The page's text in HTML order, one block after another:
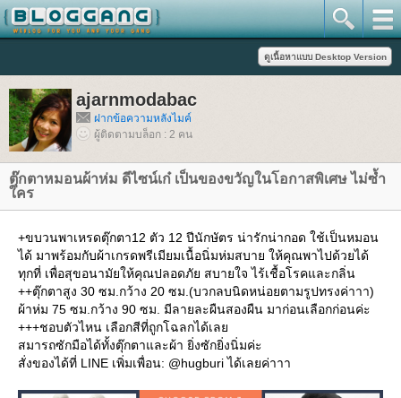
ajarnmodabac
ฝากข้อความหลังไมค์
ผู้ติดตามบล็อก : 2 คน
ตุ๊กตาหมอนผ้าห่ม ดีไซน์เก๋ เป็นของขวัญในโอกาสพิเศษ ไม่ซ้ำ
คร
+ขบวนพาเหรดตุ๊กตา12 ตัว 12 ปีนักษัตร น่ารักน่ากอด ใช้เป็นหมอน
ได้ มาพร้อมกับผ้าเกรดพรีเมียมเนื้อนิ่มห่มสบาย ให้คุณพาไปด้วยได้
ทุกที่ เพื่อสุขอนามัยให้คุณปลอดภัย สบายใจ ไร้เชื้อโรคและกลิ่น
++ตุ๊กตาสูง 30 ซม.กว้าง 20 ซม.(บวกลบนิดหน่อยตามรูปทรงค่าาา)
ผ้าห่ม 75 ซม.กว้าง 90 ซม. มีลายละผืนสองผืน มาก่อนเลือกก่อนค่ะ
+++ชอบตัวไหน เลือกสีที่ถูกโฉลกได้เล
สมารถซักมือได้ทั้งตุ๊กตาและผ้า ยิ่งซักยิ่งนิ่มค่ะ
สั่งของได้ที่ LINE เพิ่มเพื่อน: @hugburi ได้เลยค่าาา